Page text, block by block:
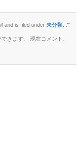
and is filed under 未分類. こ
きます。 現在コメント、